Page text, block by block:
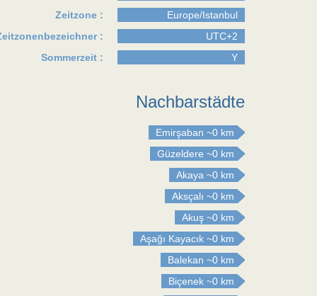
Zeitzone :
Europe/Istanbul
:
UTC+2
Sommerzeit :
Y
Nachbarstädte
Emirşaban ~0 km
Güzeldere ~0 km
Akaya ~0 km
Aksçalı ~0 km
Akuş ~0 km
Aşağı Kayacık ~0 km
Balekan ~0 km
Biçenek ~0 km